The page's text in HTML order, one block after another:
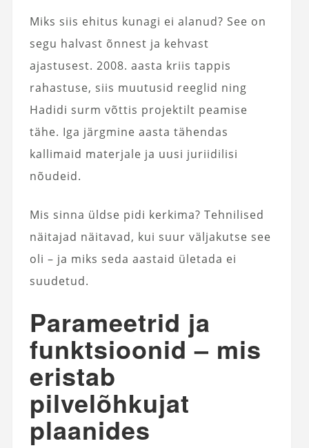
Miks siis ehitus kunagi ei alanud? See on
segu halvast õnnest ja kehvast
ajastusest. 2008. aasta kriis tappis
rahastuse, siis muutusid reeglid ning
Hadidi surm võttis projektilt peamise
tähe. Iga järgmine aasta tähendas
kallimaid materjale ja uusi juriidilisi
nõudeid.
Mis sinna üldse pidi kerkima? Tehnilised
näitajad näitavad, kui suur väljakutse see
oli – ja miks seda aastaid ületada ei
suudetud.
Parameetrid ja
funktsioonid – mis
eristab
pilvelõhkujat
plaanides